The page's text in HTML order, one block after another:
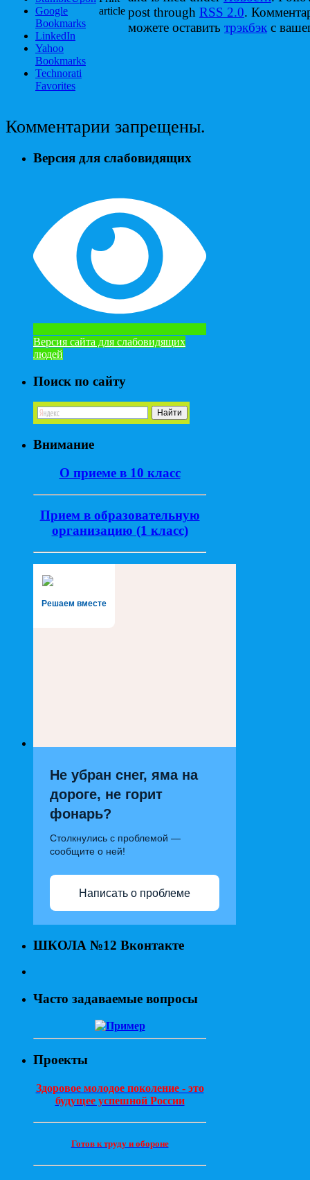
Google
Bookmarks
LinkedIn
Yahoo
Bookmarks
Technorati
Favorites
article post through RSS 2.0.
можете оставить трэкбэк с
Комментарии запрещены.
Версия для слабовидящих
Версия сайта для слабовидящих
людей
Поиск по сайту
Внимание
О приеме в 10 класс
Прием в образовательную
организацию (1 класс)
Решаем вместе
Не убран снег, яма на
дороге, не горит
фонарь?
Столкнулись с проблемой —
сообщите о ней!
Написать о проблеме
ШКОЛА №12 Вконтакте
Часто задаваемые вопросы
Проекты
Здоровое молодое поколение - это
будущее успешной России
Готов к труду и обороне